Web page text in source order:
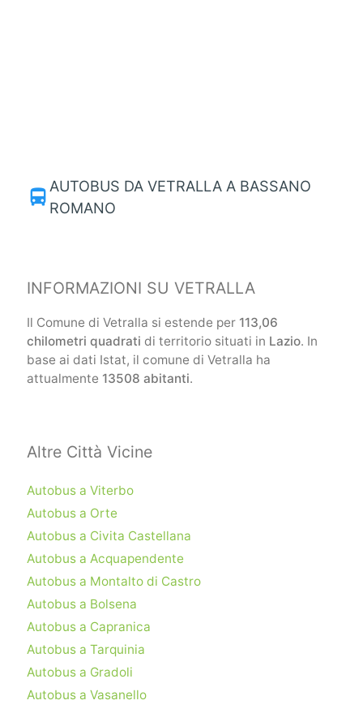
directions_bus AUTOBUS DA VETRALLA A BASSANO
ROMANO
INFORMAZIONI SU VETRALLA
Il Comune di Vetralla si estende per 113,06
chilometri quadrati di territorio situati in Lazio. In
base ai dati Istat, il comune di Vetralla ha
attualmente 13508 abitanti.
Altre Città Vicine
Autobus a Viterbo
Autobus a Orte
Autobus a Civita Castellana
Autobus a Acquapendente
Autobus a Montalto di Castro
Autobus a Bolsena
Autobus a Capranica
Autobus a Tarquinia
Autobus a Gradoli
Autobus a Vasanello